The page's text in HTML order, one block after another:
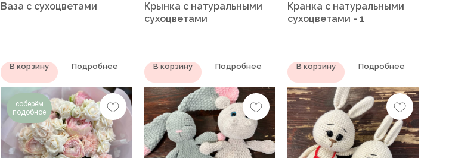
Ваза с сухоцветами
В корзину Подробнее
Крынка с натуральными
сухоцветами
В корзину Подробнее
Кранка с натуральными
сухоцветами - 1
В корзину Подробнее
соберём
подобное